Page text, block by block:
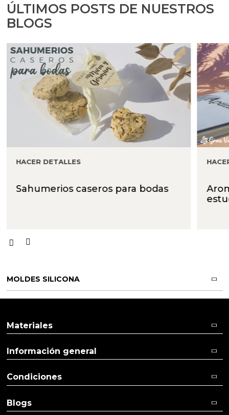
ÚLTIMOS POSTS DE NUESTROS
BLOGS
HACER DETALLES
Sahumerios caseros para bodas
MOLDES SILICONA
Materiales
Información general
Condiciones
Blogs